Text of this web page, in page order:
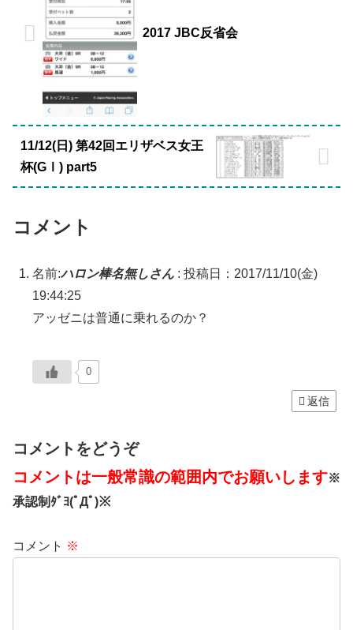
2017 JBC反省会
11/12(日) 第42回エリザベス女王
杯(GⅠ) part5
コメント
名前:ハロン棒名無しさん : 投稿日：2017/11/10(金)
19:44:25
アッゼニは普通に乗れるのか？
0
返信
コメントをどうぞ
コメントは一般常識の範囲内でお願いします※
承認制ﾀﾞﾖ(ﾟДﾟ)※
コメント ※